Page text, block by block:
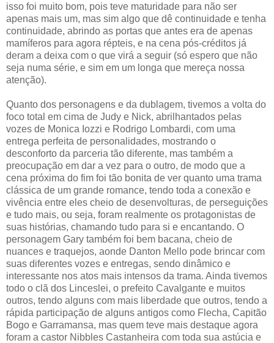
isso foi muito bom, pois teve maturidade para não ser
apenas mais um, mas sim algo que dê continuidade e tenha
continuidade, abrindo as portas que antes era de apenas
mamíferos para agora répteis, e na cena pós-créditos já
deram a deixa com o que virá a seguir (só espero que não
seja numa série, e sim em um longa que mereça nossa
atenção).
Quanto dos personagens e da dublagem, tivemos a volta do
foco total em cima de Judy e Nick, abrilhantados pelas
vozes de Monica Iozzi e Rodrigo Lombardi, com uma
entrega perfeita de personalidades, mostrando o
desconforto da parceria tão diferente, mas também a
preocupação em dar a vez para o outro, de modo que a
cena próxima do fim foi tão bonita de ver quanto uma trama
clássica de um grande romance, tendo toda a conexão e
vivência entre eles cheio de desenvolturas, de perseguições
e tudo mais, ou seja, foram realmente os protagonistas de
suas histórias, chamando tudo para si e encantando. O
personagem Gary também foi bem bacana, cheio de
nuances e traquejos, aonde Danton Mello pode brincar com
suas diferentes vozes e entregas, sendo dinâmico e
interessante nos atos mais intensos da trama. Ainda tivemos
todo o clã dos Linceslei, o prefeito Cavalgante e muitos
outros, tendo alguns com mais liberdade que outros, tendo a
rápida participação de alguns antigos como Flecha, Capitão
Bogo e Garramansa, mas quem teve mais destaque agora
foram a castor Nibbles Castanheira com toda sua astúcia e